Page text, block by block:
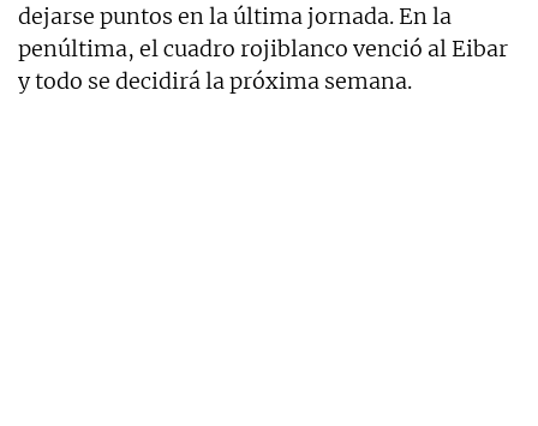
dejarse puntos en la última jornada. En la
penúltima, el cuadro rojiblanco venció al Eibar
y todo se decidirá la próxima semana.